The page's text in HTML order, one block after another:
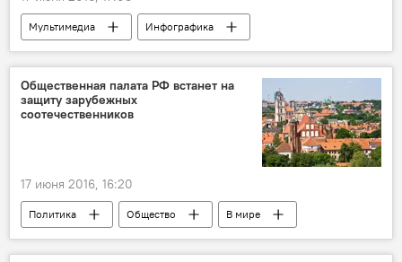
Мультимедиа Инфографика
Общественная палата РФ встанет на
защиту зарубежных
соотечественников
17 июня 2016, 16:20
Политика Общество
В мире
В России